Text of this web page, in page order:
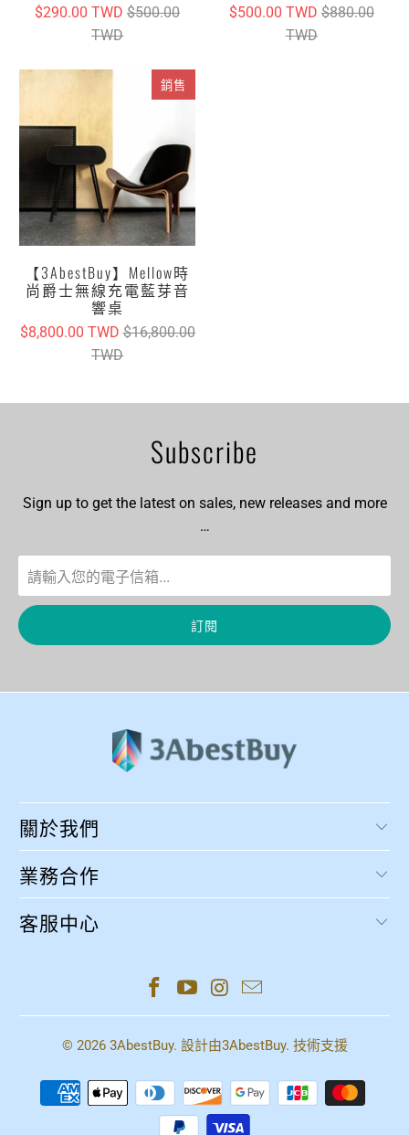
$290.00 TWD$500.00
TWD
$500.00 TWD$880.00
TWD
銷售
【3AbestBuy】Mellow時
尚爵士無線充電藍芽音
響桌
$8,800.00 TWD$16,800.00
TWD
Subscribe
Sign up to get the latest on sales, new releases and more
…
關於我們
業務合作
客服中心
© 2026 3AbestBuy. 設計由3AbestBuy. 技術支援